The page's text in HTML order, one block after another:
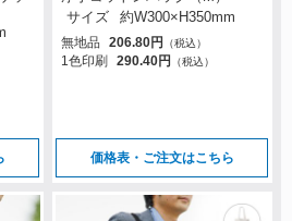
サイズ
約W300×H350mm
無地品
206.80円 （税込）
1色印刷 290.40円 （税込）
価格表・ご注文はこちら